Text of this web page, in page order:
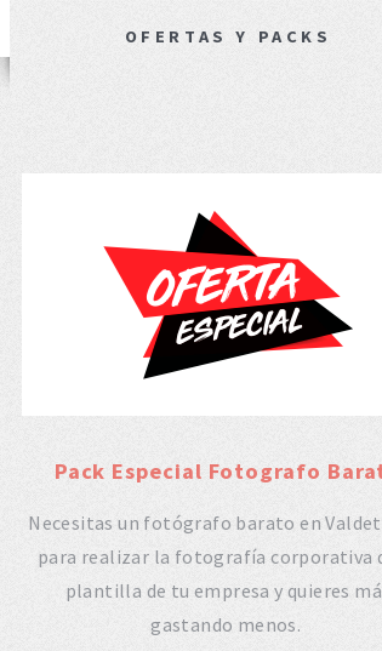
OFERTAS Y PACKS
Pack Especial Fotografo
Necesitas un fotógrafo barato en
para realizar la fotografía corporativa
plantilla de tu empresa y quieres
gastando menos.